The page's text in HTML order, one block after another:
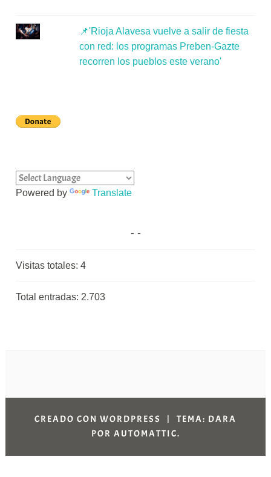
📌'Rioja Alavesa vuelve a salir de fiesta
con red: los programas Preben-Gazte
recorren los pueblos este verano'
Powered by Translate
Visitas totales:4
Total entradas: 2.703
CREADO CON WORDPRESS |
TEMA: DARA
POR AUTOMATTIC.